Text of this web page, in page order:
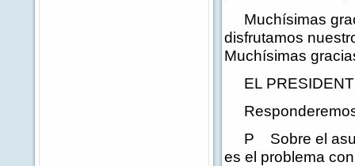
Muchísimas
disfrutamos
Muchísimas
EL
P Sobre el
es el problema